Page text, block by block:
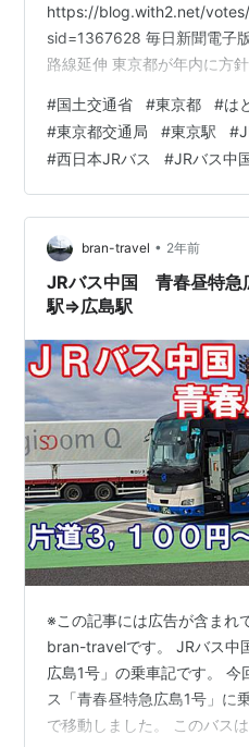
https://blog.with2.net/
sid=1367628 毎日新聞電子
路線延伸 東京都が年内に方
ル 下総屋(東京都墨田区)
べ 東京都墨田区 あのお店は
飲ろうぜ」で 本所吾妻橋の
https://news.yahoo.co.jp/
#国土交通省 #東京都 #は
#東京都交通局 #東京駅 #
#西日本JRバス #JRバス中
bran-travel • 2年前
JRバス中国 青春昼特
駅⇒広島駅
※この記事には広告が含まれ
bran-travelです。 JRバス中
広島1号」の乗車記です。
ス「青春昼特急広島1号」に
で移動しました。 このバス